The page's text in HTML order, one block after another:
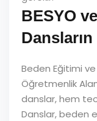
BESYO
Dansların
Beden Eğitimi ve
Öğretmenlik
danslar, hem
Danslar, beden